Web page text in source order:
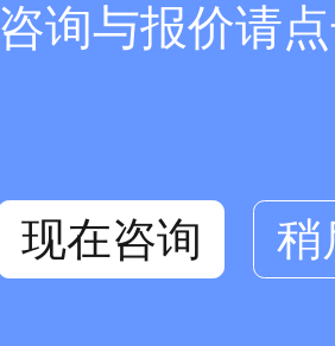
咨询与报价请
现在咨询 稍